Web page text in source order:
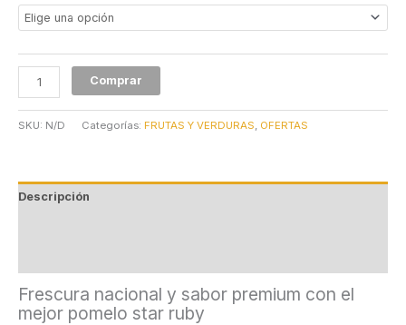
Comprar
SKU: N/D Categorías: FRUTAS Y VERDURAS OFERTAS
Descripción
Frescura nacional y sabor premium con el
mejor pomelo star ruby